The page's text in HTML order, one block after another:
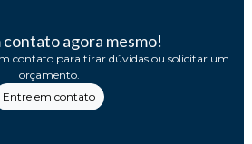
contato agora mesmo!
contato para tirar dúvidas ou solicitar um
orçamento.
Entre em contato